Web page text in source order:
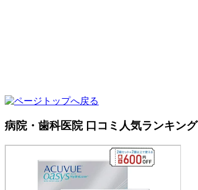
病院・歯科医院 口コミ人気ランキング